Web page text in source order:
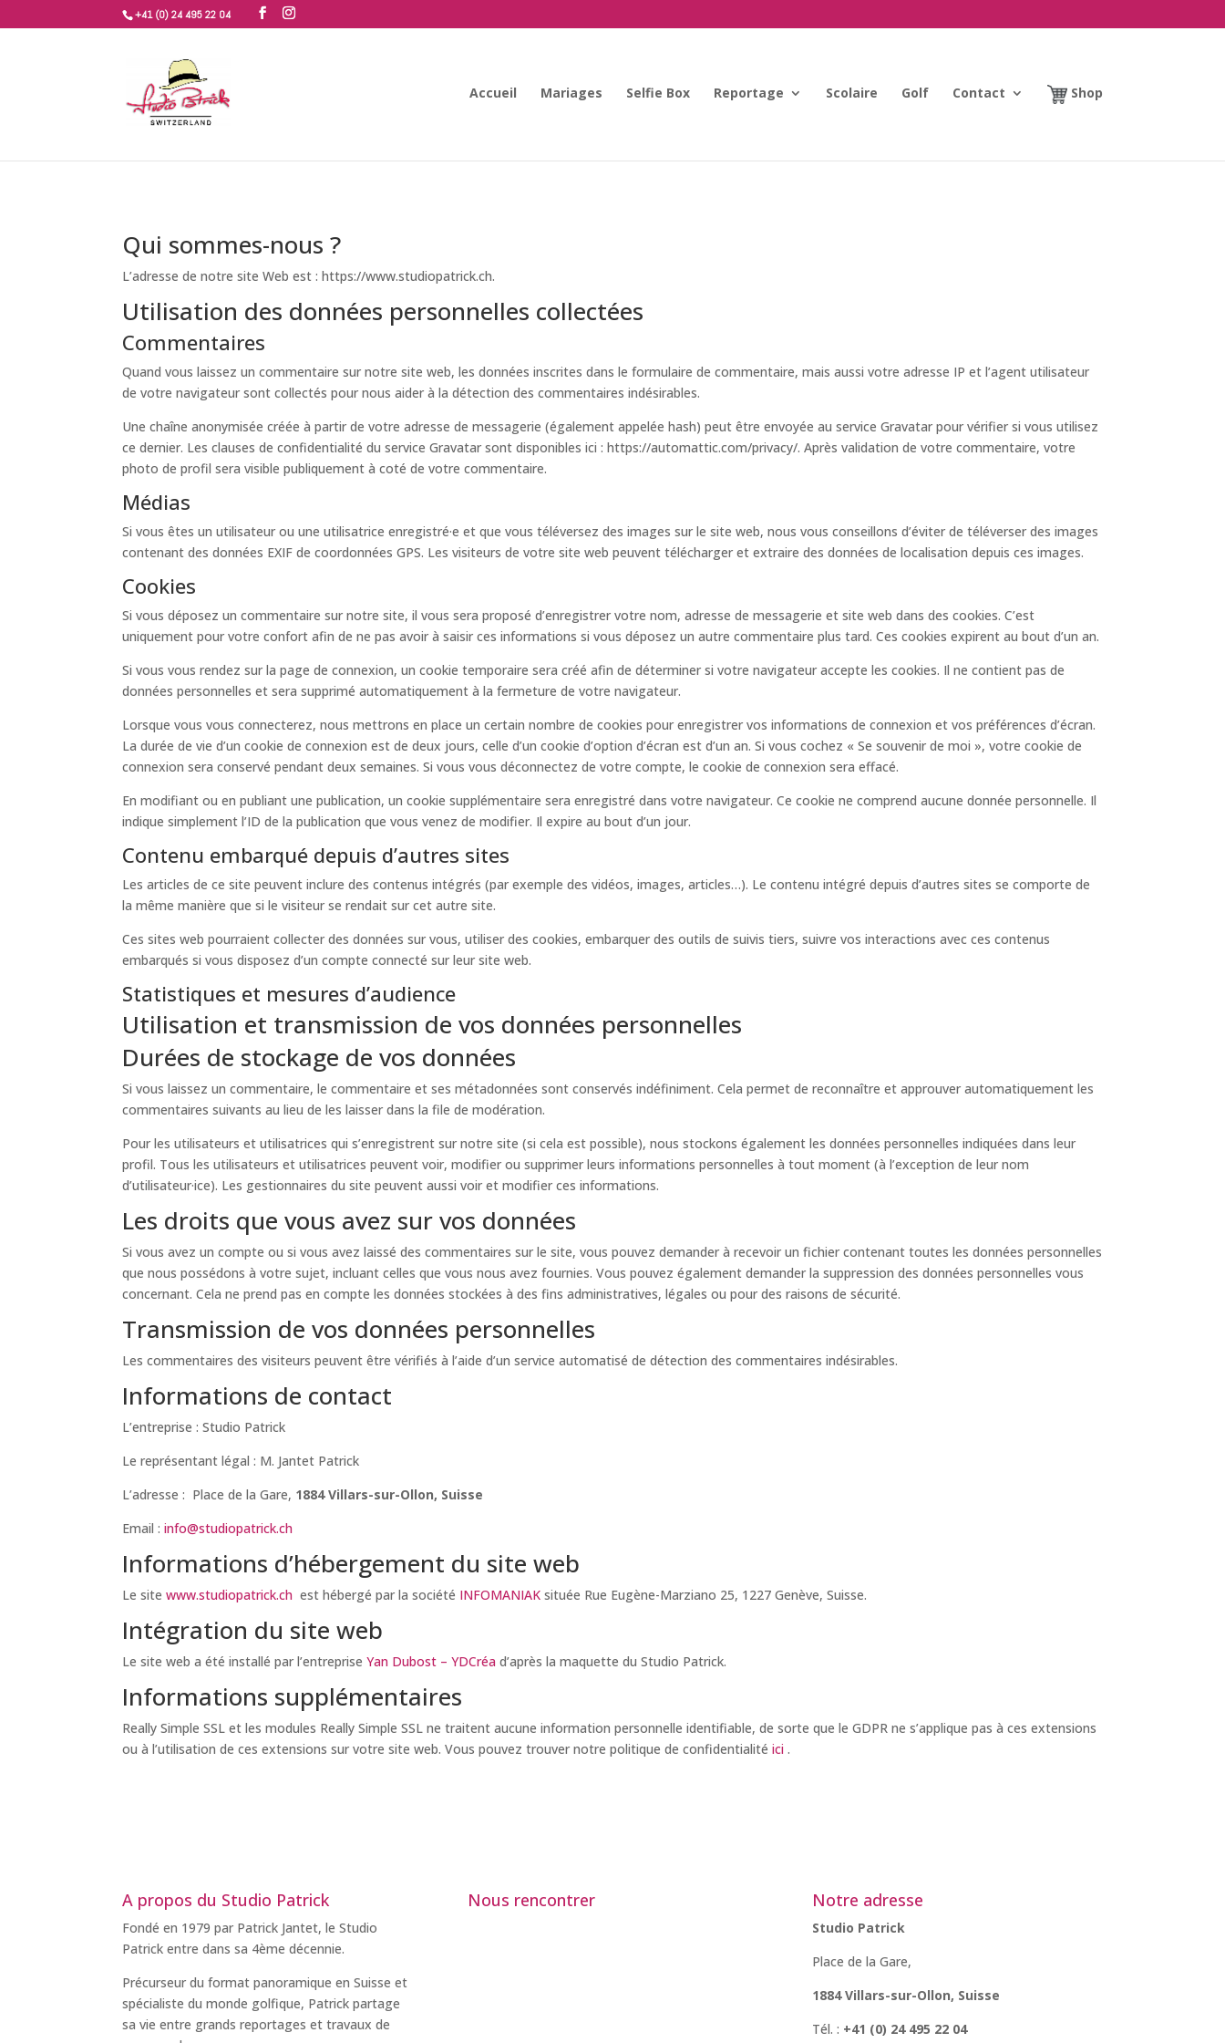
+41 (0) 24 495 22 04
Accueil Mariages Selfie Box Reportage Scolaire Golf Contact Shop
Qui sommes-nous ?
L’adresse de notre site Web est : https://www.studiopatrick.ch.
Utilisation des données personnelles collectées
Commentaires
Quand vous laissez un commentaire sur notre site web, les données inscrites dans le formulaire de commentaire, mais aussi votre adresse IP et l’agent utilisateur
de votre navigateur sont collectés pour nous aider à la détection des commentaires indésirables.
Une chaîne anonymisée créée à partir de votre adresse de messagerie (également appelée hash) peut être envoyée au service Gravatar pour vérifier si vous utilisez
ce dernier. Les clauses de confidentialité du service Gravatar sont disponibles ici : https://automattic.com/privacy/. Après validation de votre commentaire, votre
photo de profil sera visible publiquement à coté de votre commentaire.
Médias
Si vous êtes un utilisateur ou une utilisatrice enregistré·e et que vous téléversez des images sur le site web, nous vous conseillons d’éviter de téléverser des images
contenant des données EXIF de coordonnées GPS. Les visiteurs de votre site web peuvent télécharger et extraire des données de localisation depuis ces images.
Cookies
Si vous déposez un commentaire sur notre site, il vous sera proposé d’enregistrer votre nom, adresse de messagerie et site web dans des cookies. C’est
uniquement pour votre confort afin de ne pas avoir à saisir ces informations si vous déposez un autre commentaire plus tard. Ces cookies expirent au bout d’un an.
Si vous vous rendez sur la page de connexion, un cookie temporaire sera créé afin de déterminer si votre navigateur accepte les cookies. Il ne contient pas de
données personnelles et sera supprimé automatiquement à la fermeture de votre navigateur.
Lorsque vous vous connecterez, nous mettrons en place un certain nombre de cookies pour enregistrer vos informations de connexion et vos préférences d’écran.
La durée de vie d’un cookie de connexion est de deux jours, celle d’un cookie d’option d’écran est d’un an. Si vous cochez « Se souvenir de moi », votre cookie de
connexion sera conservé pendant deux semaines. Si vous vous déconnectez de votre compte, le cookie de connexion sera effacé.
En modifiant ou en publiant une publication, un cookie supplémentaire sera enregistré dans votre navigateur. Ce cookie ne comprend aucune donnée personnelle. Il
indique simplement l’ID de la publication que vous venez de modifier. Il expire au bout d’un jour.
Contenu embarqué depuis d’autres sites
Les articles de ce site peuvent inclure des contenus intégrés (par exemple des vidéos, images, articles…). Le contenu intégré depuis d’autres sites se comporte de
la même manière que si le visiteur se rendait sur cet autre site.
Ces sites web pourraient collecter des données sur vous, utiliser des cookies, embarquer des outils de suivis tiers, suivre vos interactions avec ces contenus
embarqués si vous disposez d’un compte connecté sur leur site web.
Statistiques et mesures d’audience
Utilisation et transmission de vos données personnelles
Durées de stockage de vos données
Si vous laissez un commentaire, le commentaire et ses métadonnées sont conservés indéfiniment. Cela permet de reconnaître et approuver automatiquement les
commentaires suivants au lieu de les laisser dans la file de modération.
Pour les utilisateurs et utilisatrices qui s’enregistrent sur notre site (si cela est possible), nous stockons également les données personnelles indiquées dans leur
profil. Tous les utilisateurs et utilisatrices peuvent voir, modifier ou supprimer leurs informations personnelles à tout moment (à l’exception de leur nom
d’utilisateur·ice). Les gestionnaires du site peuvent aussi voir et modifier ces informations.
Les droits que vous avez sur vos données
Si vous avez un compte ou si vous avez laissé des commentaires sur le site, vous pouvez demander à recevoir un fichier contenant toutes les données personnelles
que nous possédons à votre sujet, incluant celles que vous nous avez fournies. Vous pouvez également demander la suppression des données personnelles vous
concernant. Cela ne prend pas en compte les données stockées à des fins administratives, légales ou pour des raisons de sécurité.
Transmission de vos données personnelles
Les commentaires des visiteurs peuvent être vérifiés à l’aide d’un service automatisé de détection des commentaires indésirables.
Informations de contact
L’entreprise : Studio Patrick
Le représentant légal : M. Jantet Patrick
L’adresse : Place de la Gare, 1884 Villars-sur-Ollon, Suisse
Email :info@studiopatrick.ch
Informations d’hébergement du site web
Le sitewww.studiopatrick.ch est hébergé par la société INFOMANIAK située Rue Eugène-Marziano 25, 1227 Genève, Suisse.
Intégration du site web
Le site web a été installé par l’entrepriseYan Dubost – YDCréad’après la maquette du Studio Patrick.
Informations supplémentaires
Really Simple SSL et les modules Really Simple SSL ne traitent aucune information personnelle identifiable, de sorte que le GDPR ne s’applique pas à ces extensions
ou à l’utilisation de ces extensions sur votre site web. Vous pouvez trouver notre politique de confidentialitéici.
A propos du Studio Patrick
Fondé en 1979 par Patrick Jantet, le Studio
Patrick entre dans sa 4ème décennie.
Précurseur du format panoramique en Suisse et
spécialiste du monde golfique, Patrick partage
sa vie entre grands reportages et travaux de
Nous rencontrer Notre adresse
Studio Patrick
Place de la Gare,
1884 Villars-sur-Ollon, Suisse
Tél. : +41 (0) 24 495 22 04